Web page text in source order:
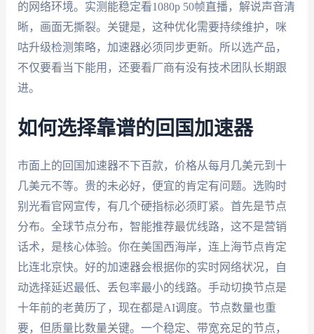
的网络环境。实测能稳定看1080p 50帧直播，解说声音清
晰，画面无撕裂。关键是，这种优化需要持续维护，咪
咕升级检测策略，加速器必须同步更新。所以选产品，
不仅要看当下能用，还要看厂商有没有技术团队长期跟
进。
如何选择靠谱的回国加速器
市面上的回国加速器不下百款，价格从每月几美元到十
几美元不等。贵的未必好，便宜的肯定有问题。选购时
别光看官网宣传，有几个硬指标必须盯紧。首先是节点
分布。全球节点分布，智能推荐最优线路，这不是营销
话术，是核心体验。你在美国西海岸，连上海节点肯定
比连北京快。好的加速器会根据你的实时网络状况，自
动选择延迟最低、丢包率最小的线路。手动切换节点是
十年前的老黄历了，现在都是AI调度。节点数量也重
要，但质量比数量关键。一个稳定、带宽充足的节点，